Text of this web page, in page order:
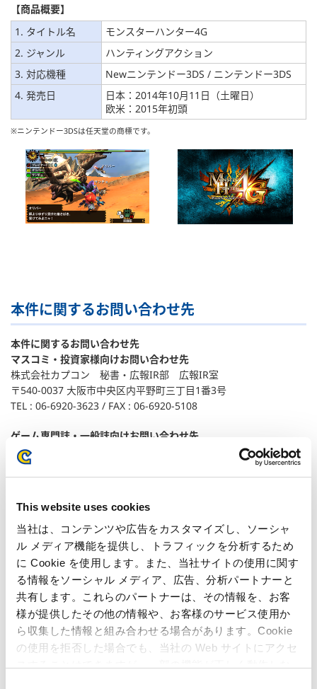
This website uses cookies
当社は、コンテンツや広告をカスタマイズし、ソーシャ
ル メディア機能を提供し、トラフィックを分析するため
に Cookie を使用します。また、当社サイトの使用に関す
る情報をソーシャル メディア、広告、分析パートナーと
共有します。これらのパートナーは、その情報を、お客
様が提供したその他の情報や、お客様のサービス使用か
ら収集した情報と組み合わせる場合があります。Cookie
の使用を拒否した場合でも、当社の Web サイトにアクセ
【商品概要】
1. タイトル名
モンスターハンター4G
2. ジャンル
ハンティングアクション
3. 対応機種
Newニンテンドー3DS / ニンテンドー3DS
4. 発売日
日本：2014年10月11日（土曜日）
欧米：2015年初頭
※ニンテンドー3DSは任天堂の商標です。
本件に関するお問い合わせ先
本件に関するお問い合わせ先
マスコミ・投資家様向けお問い合わせ先
株式会社カプコン 秘書・広報IR部 広報IR室
〒540-0037 大阪市中央区内平野町三丁目1番3号
TEL : 06-6920-3623 / FAX : 06-6920-5108
ゲーム専門誌・一般誌向けお問い合わせ先
株式会社カプコン プロモーション企画推進室 パブリシティチーム
〒163-0448 東京都新宿区西新宿二丁目1番1号
TEL : 03-3340-0750 / FAX : 03-3340-0721
ユーザー様向けお問い合わせ先
株式会社カプコン お客様相談室 家庭用ゲームサポート
TEL: 06-6946-3099
関連記事
カプコン、『モンスターハンター4G』の発売日を決
定！ ～ 410万本を出荷した前作からさらなる進化を遂
げ、満を持して下期に投入 ～